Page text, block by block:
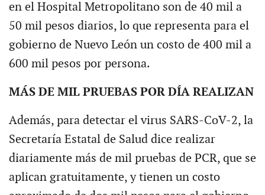
en el Hospital Metropolitano son de 40 mil a
50 mil pesos diarios, lo que representa para el
gobierno de Nuevo León un costo de 400 mil a
600 mil pesos por persona.
MÁS DE MIL PRUEBAS POR DÍA REALIZAN
Además, para detectar el virus SARS-CoV-2, la
Secretaría Estatal de Salud dice realizar
diariamente más de mil pruebas de PCR, que se
aplican gratuitamente, y tienen un costo